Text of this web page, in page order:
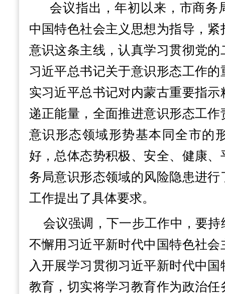
会议指出，年初以来，市商务
中国特色社会主义思想为指导，
意识这条主线，认真学习贯彻党
习近平总书记关于意识形态工作
实习近平总书记对内蒙古重要指
递正能量，全面推进意识形态工
意识形态领域形势基本同全市的
好，总体态势积极、安全、健康
务局意识形态领域的风险隐患进
工作提出了具体要求。
会议强调，下一步工作中，要
不懈用习近平新时代中国特色社
入开展学习贯彻习近平新时代中
教育，切实将学习教育作为政治